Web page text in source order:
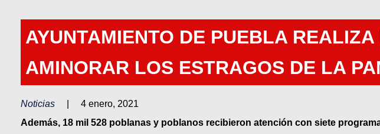
AYUNTAMIENTO DE PUEBLA
AMINORAR LOS ESTRAGOS DE LA
Noticias
4 enero, 2021
Además, 18 mil 528 poblanas y poblanos recibieron atención con siete